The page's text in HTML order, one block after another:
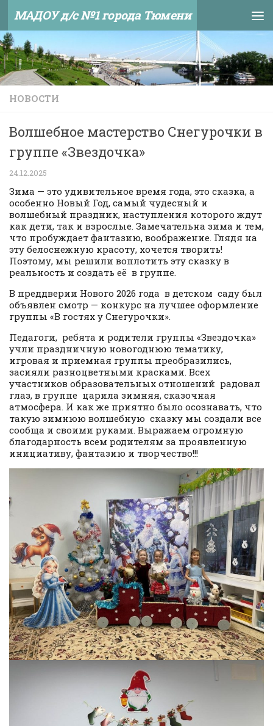
Skip to content
МАДОУ д/с №1 города Тюмени
НОВОСТИ
Волшебное мастерство Снегурочки в
группе «Звездочка»
24.12.2025
Зима — это удивительное время года, это сказка, а
особенно Новый Год, самый чудесный и
волшебный праздник, наступления которого ждут
как дети, так и взрослые. Замечательна зима и тем,
что пробуждает фантазию, воображение. Глядя на
эту белоснежную красоту, хочется творить!
Поэтому, мы решили воплотить эту сказку в
реальность и создать её в группе.
В преддверии Нового 2026 года в детском саду был
объявлен смотр — конкурс на лучшее оформление
группы «В гостях у Снегурочки».
Педагоги, ребята и родители группы «Звездочка»
учли праздничную новогоднюю тематику,
игровая и приемная группы преобразились,
засияли разноцветными красками. Всех
участников образовательных отношений радовал
глаз, в группе царила зимняя, сказочная
атмосфера. И как же приятно было осознавать, что
такую зимнюю волшебную сказку мы создали все
сообща и своими руками. Выражаем огромную
благодарность всем родителям за проявленную
инициативу, фантазию и творчество!!!